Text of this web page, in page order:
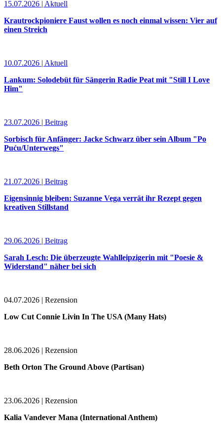
15.07.2026 | Aktuell
Krautrockpioniere Faust wollen es noch einmal wissen: Vier auf
einen Streich
10.07.2026 | Aktuell
Lankum: Solodebüt für Sängerin Radie Peat mit "Still I Love
Him"
23.07.2026 | Beitrag
Sorbisch für Anfänger: Jacke Schwarz über sein Album "Po
Puću/Unterwegs"
21.07.2026 | Beitrag
Eigensinnig bleiben: Suzanne Vega verrät ihr Rezept gegen
kreativen Stillstand
29.06.2026 | Beitrag
Sarah Lesch: Die überzeugte Wahlleipzigerin mit "Poesie &
Widerstand" näher bei sich
04.07.2026 | Rezension
Low Cut Connie Livin In The USA (Many Hats)
28.06.2026 | Rezension
Beth Orton The Ground Above (Partisan)
23.06.2026 | Rezension
Kalia Vandever Mana (International Anthem)